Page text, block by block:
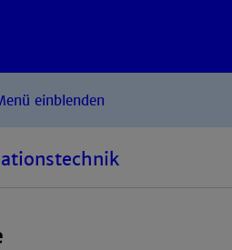
einblenden